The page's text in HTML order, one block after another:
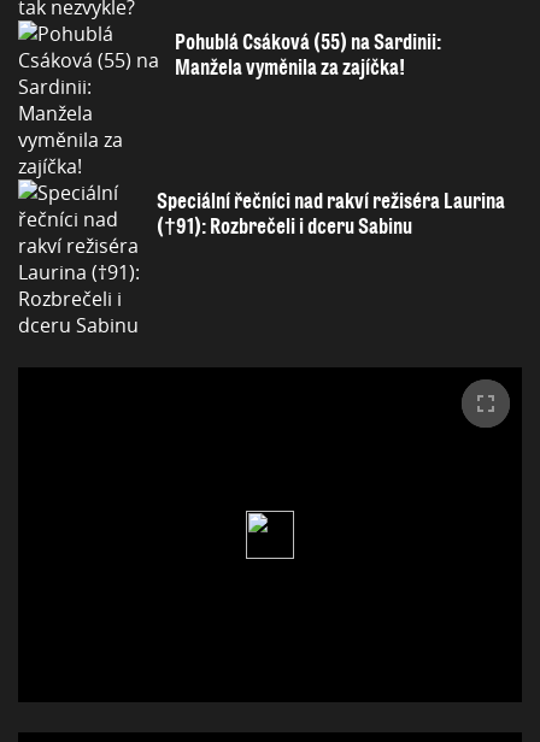
Pohublá Csáková (55) na Sardinii:
Manžela vyměnila za zajíčka!
Speciální řečníci nad rakví režiséra Laurina
(†91): Rozbrečeli i dceru Sabinu